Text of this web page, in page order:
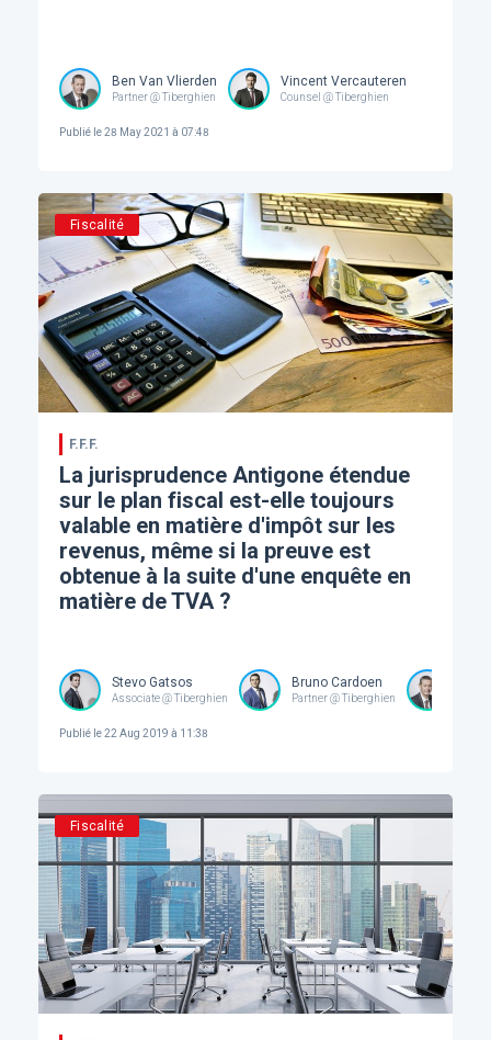
Ben Van Vlierden
Partner @ Tiberghien
Vincent Vercauteren
Counsel @ Tiberghien
Publié le28 May 2021 à 07:48
Fiscalité
F.F.F.
La jurisprudence Antigone étendue
sur le plan fiscal est-elle toujours
valable en matière d'impôt sur les
revenus, même si la preuve est
obtenue à la suite d'une enquête en
matière de TVA ?
Stevo Gatsos
Associate @ Tiberghien
Bruno Cardoen
Partner @ Tiberghien
Publié le22 Aug 2019 à 11:38
Fiscalité